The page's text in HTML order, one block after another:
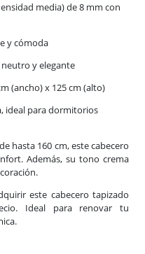
media) de 8 mm con
y cómoda
y elegante
(ancho) x 125 cm (alto)
ideal para dormitorios
hasta 160 cm, este cabecero
Además, su tono crema
este cabecero tapizado
Ideal para renovar tu